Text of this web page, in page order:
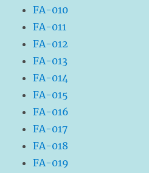
FA-010
FA-011
FA-012
FA-013
FA-014
FA-015
FA-016
FA-017
FA-018
FA-019